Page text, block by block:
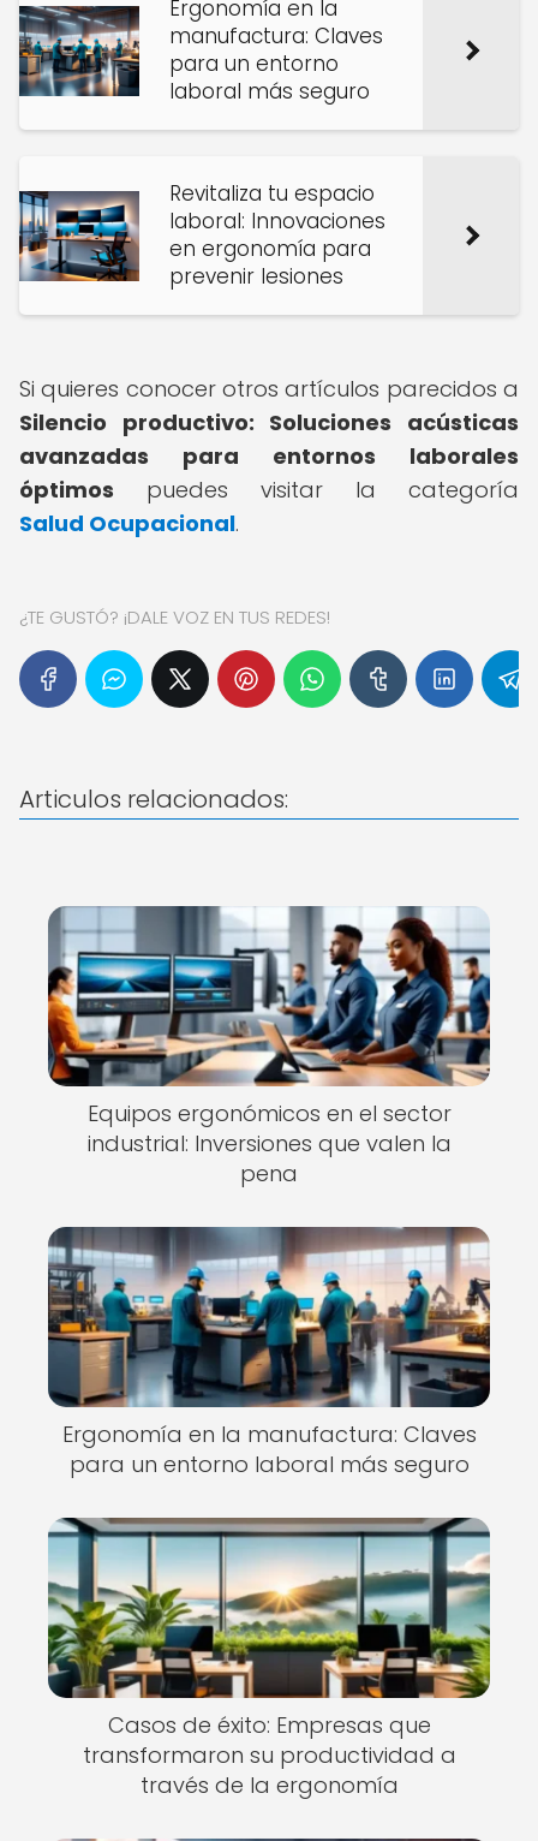
Ergonomía en la
manufactura: Claves
para un entorno
laboral más seguro
Revitaliza tu espacio
laboral: Innovaciones
en ergonomía para
prevenir lesiones
Si quieres conocer otros artículos parecidos a
Silencio productivo: Soluciones acústicas
avanzadas para entornos laborales
óptimos puedes visitar la categoría
Salud Ocupacional.
¿TE GUSTÓ? ¡DALE VOZ EN TUS REDES!
Articulos relacionados:
Equipos ergonómicos en el sector
industrial: Inversiones que valen la
pena
Ergonomía en la manufactura: Claves
para un entorno laboral más seguro
Casos de éxito: Empresas que
transformaron su productividad a
través de la ergonomía